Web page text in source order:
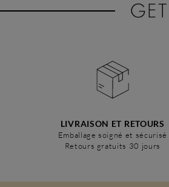
LIVRAISON ET RETOURS
Emballage soigné et sécurisé
Retours gratuits 30 jours